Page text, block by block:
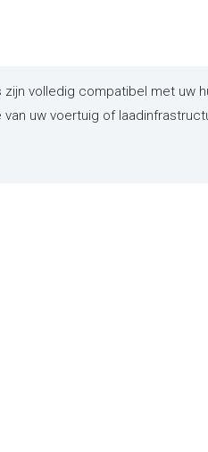
zijn volledig compatibel met uw
uw voertuig of